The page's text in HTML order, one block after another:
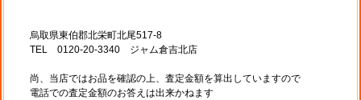
烏取県東伯郡北栄町北尾517-8
TEL 0120-20-3340 ジャム倉吉北店
尚、当店ではお品を確認の上、査定金額を算出していますので
電話での査定金額のお答えは出来かねます